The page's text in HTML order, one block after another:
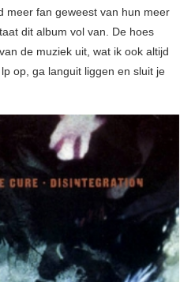
meer fan geweest van hun meer
dit album vol van. De hoes
de muziek uit, wat ik ook altijd
op, ga languit liggen en sluit je